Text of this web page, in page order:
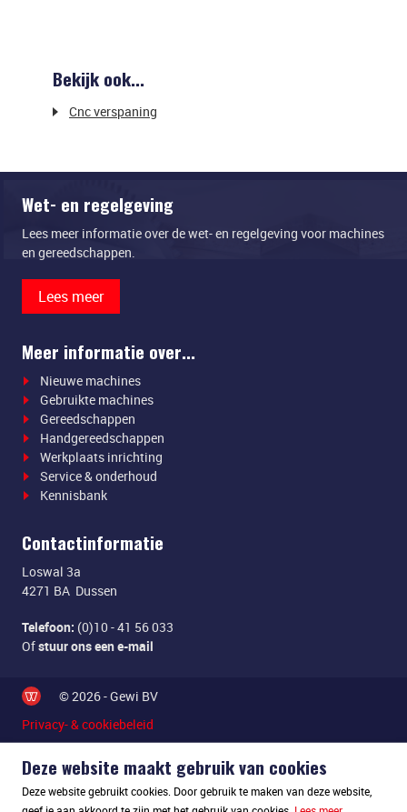
Bekijk ook...
Cnc verspaning
Wet- en regelgeving
Lees meer informatie over de wet- en regelgeving voor machines
en gereedschappen.
Lees meer
Meer informatie over...
Nieuwe machines
Gebruikte machines
Gereedschappen
Handgereedschappen
Werkplaats inrichting
Service & onderhoud
Kennisbank
Contactinformatie
Loswal 3a
4271 BA Dussen
Telefoon: (0)10 - 41 56 033
Ofstuur ons een e-mail
© 2026 - Gewi BV
Privacy- & cookiebeleid
Deze website maakt gebruik van cookies
Deze website gebruikt cookies. Door gebruik te maken van deze website,